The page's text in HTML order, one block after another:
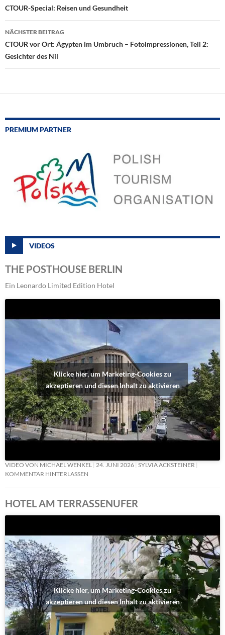
CTOUR-Special: Reisen und Gesundheit
NÄCHSTER BEITRAG
CTOUR vor Ort: Ägypten im Umbruch – Fotoimpressionen, Teil 2:
Gesichter des Nil
PREMIUM PARTNER
VIDEOS
THE POSTHOUSE BERLIN
Ein Leonardo Limited Edition Hotel
Klicke hier, um Marketing-Cookies zu
akzeptieren und diesen Inhalt zu aktivieren
VIDEO VON MICHAEL WENKEL 24. JUNI 2026 SYLVIA ACKSTEINER
KOMMENTAR HINTERLASSEN
HOTEL AM TERRASSENUFER
Klicke hier, um Marketing-Cookies zu
akzeptieren und diesen Inhalt zu aktivieren